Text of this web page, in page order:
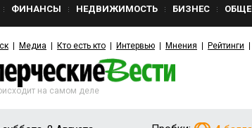
ФИНАНСЫ НЕДВИЖИМОСТЬ БИЗНЕС
Медиа Кто есть кто Интервью Мнения Рейтинги
на самом деле